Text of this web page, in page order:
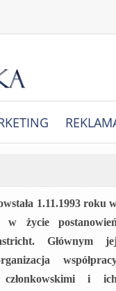
1.11.1993 roku
w życie
Głównym
i